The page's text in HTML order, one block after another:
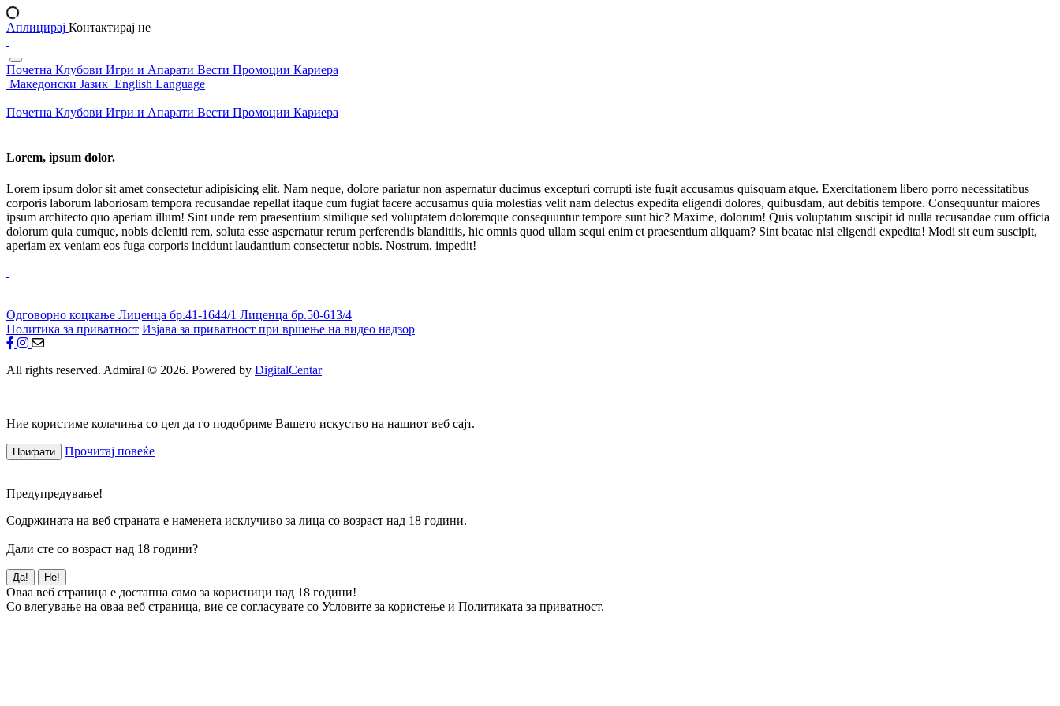
Аплицирај Контактирај не
Почетна Клубови Игри и Апарати Вести Промоции Кариера
Македонски Јазик English Language
Почетна Клубови Игри и Апарати Вести Промоции Кариера
Lorem, ipsum dolor.
Lorem ipsum dolor sit amet consectetur adipisicing elit. Nam neque, dolore pariatur non aspernatur ducimus excepturi corrupti iste fugit accusamus quisquam atque. Exercitationem libero porro necessitatibus
corporis laborum laboriosam tempora recusandae repellat itaque cum fugiat facere accusamus quia molestias velit nam delectus expedita eligendi dolores, quibusdam, aut debitis tempore. Consequuntur maiores
ipsum architecto quo aperiam illum! Sint unde rem praesentium similique sed voluptatem doloremque consequuntur tempore sunt hic? Maxime, dolorum! Quis voluptatum suscipit id nulla recusandae cum officia
dolorum quia cumque, nobis deleniti rem, soluta esse aspernatur rerum perferendis blanditiis, hic omnis quod ullam sequi enim et praesentium aliquam? Sint beatae nisi eligendi expedita! Modi sit eum suscipit,
aperiam ex veniam eos fuga corporis incidunt laudantium consectetur nobis. Nostrum, impedit!
Одговорно коцкање Лиценца бр.41-1644/1 Лиценца бр.50-613/4
Политика за приватност Изјава за приватност при вршење на видео надзор
All rights reserved. Admiral © 2026. Powered by DigitalCentar
Ние користиме колачиња со цел да го подобриме Вашето искуство на нашиот веб сајт.
Прифати Прочитај повеќе
Предупредување!
Содржината на веб страната е наменета исклучиво за лица со возраст над 18 години.
Дали сте со возраст над 18 години?
Да! Не!
Оваа веб страница е достапна само за корисници над 18 години!
Со влегување на оваа веб страница, вие се согласувате со Условите за користење и Политиката за приватност.